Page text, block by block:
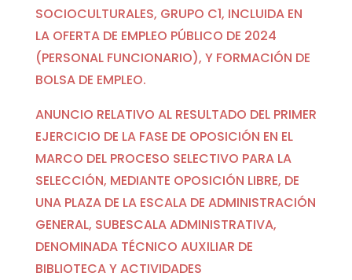
SOCIOCULTURALES, GRUPO C1, INCLUIDA EN
LA OFERTA DE EMPLEO PÚBLICO DE 2024
(PERSONAL FUNCIONARIO), Y FORMACIÓN DE
BOLSA DE EMPLEO.
ANUNCIO RELATIVO AL RESULTADO DEL PRIMER
EJERCICIO DE LA FASE DE OPOSICIÓN EN EL
MARCO DEL PROCESO SELECTIVO PARA LA
SELECCIÓN, MEDIANTE OPOSICIÓN LIBRE, DE
UNA PLAZA DE LA ESCALA DE ADMINISTRACIÓN
GENERAL, SUBESCALA ADMINISTRATIVA,
DENOMINADA TÉCNICO AUXILIAR DE
BIBLIOTECA Y ACTIVIDADES